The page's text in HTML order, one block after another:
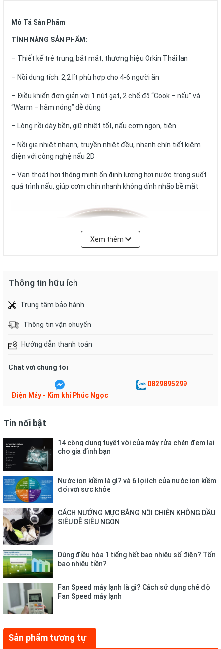
Mô Tả Sản Phẩm
TÍNH NĂNG SẢN PHẨM:
– Thiết kế trẻ trung, bắt mắt, thương hiệu Orkin Thái lan
– Nồi dung tích: 2,2 lít phù hợp cho 4-6 người ăn
– Điều khiển đơn giản với 1 nút gạt, 2 chế độ “Cook – nấu” và
“Warm – hâm nóng” dễ dùng
– Lòng nồi dày bền, giữ nhiệt tốt, nấu cơm ngon, tiện
– Nồi gia nhiệt nhanh, truyền nhiệt đều, nhanh chín tiết kiệm
điện với công nghệ nấu 2D
– Van thoát hơi thông minh ổn định lượng hơi nước trong suốt
quá trình nấu, giúp cơm chín nhanh không dính nhão bề mặt
– Lau khô bề mặt ngoài của nồi nấu trước khi sử dụng, nếu ướt
có thể gây ra tiếng ồn hoặc có thể làm hỏng nồi.
– Không nên cắm điện khi chưa sẵn sàng nấu.
Trong trường hợp nồi chưa được đặt đúng vị trí thì nồi cơm
chưa sẵn sàng hoạt động, phải đảm bảo nắp nồi được đấy
Giá sản phẩm trên Tiki đã bao gồm thuế theo luật hiện hành.
Xem thêm
Thông tin hữu ích
Trung tâm bảo hành
Thông tin vận chuyển
Hướng dẫn thanh toán
Chat với chúng tôi
Điện Máy - Kim khí Phúc Ngọc
0829895299
Tin nổi bật
14 công dụng tuyệt vời của máy rửa chén đem lại
cho gia đình bạn
Nước ion kiềm là gì? và 6 lợi ích của nước ion kiềm
đối với sức khỏe
CÁCH NƯỚNG MỰC BẰNG NỒI CHIÊN KHÔNG DẦU
SIÊU DỄ SIÊU NGON
Dùng điều hòa 1 tiếng hết bao nhiêu số điện? Tốn
bao nhiêu tiền?
Fan Speed máy lạnh là gì? Cách sử dụng chế độ
Fan Speed máy lạnh
Sản phẩm tương tự